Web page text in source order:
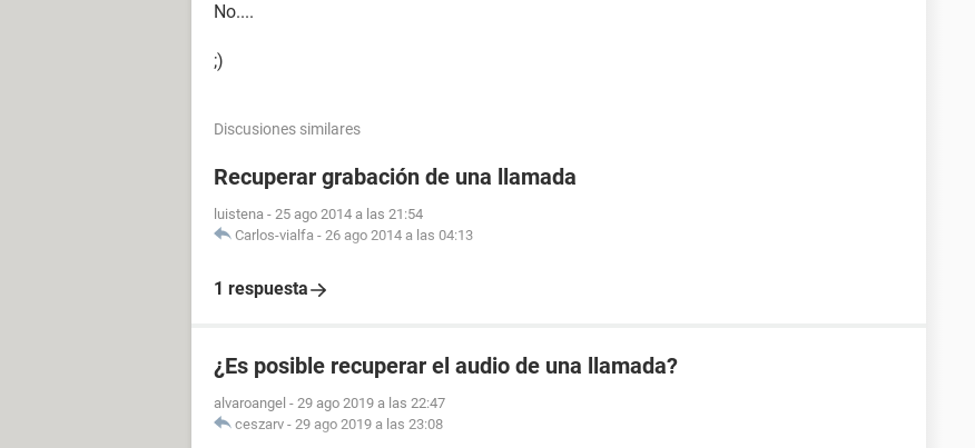
No....
;)
Discusiones similares
Recuperar grabación de una llamada
luistena - 25 ago 2014 a las 21:54
Carlos-vialfa - 26 ago 2014 a las 04:13
1 respuesta
¿Es posible recuperar el audio de una llamada?
alvaroangel - 29 ago 2019 a las 22:47
ceszarv - 29 ago 2019 a las 23:08